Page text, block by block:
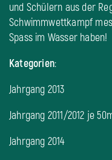
und Schülern aus der
Schwimmwettkampf
Spass im Wasser haben!
Kategorien:
Jahrgang 2013
Jahrgang 2011/2012 je
Jahrgang 2014